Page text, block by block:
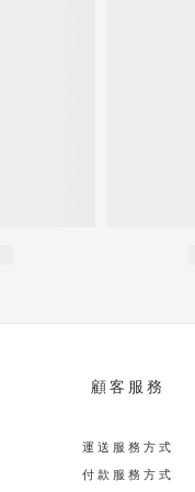
顧客服務
運送服務方式
付款服務方式